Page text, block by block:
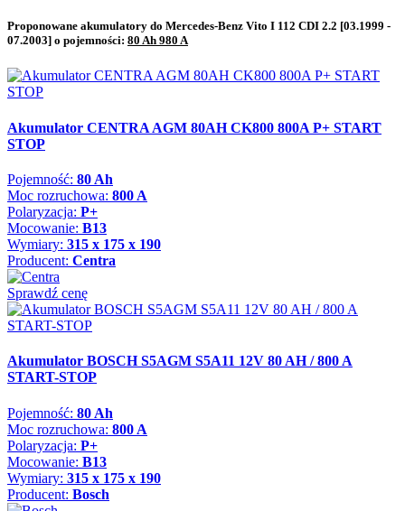
Proponowane akumulatory do Mercedes-Benz Vito I 112 CDI 2.2 [03.1999 -
07.2003] o pojemności: 80 Ah 980 A
Akumulator CENTRA AGM 80AH CK800 800A P+ START
STOP
Pojemność: 80 Ah
Moc rozruchowa: 800 A
Polaryzacja: P+
Mocowanie: B13
Wymiary: 315 x 175 x 190
Producent: Centra
Sprawdź cenę
Akumulator BOSCH S5AGM S5A11 12V 80 AH / 800 A
START-STOP
Pojemność: 80 Ah
Moc rozruchowa: 800 A
Polaryzacja: P+
Mocowanie: B13
Wymiary: 315 x 175 x 190
Producent: Bosch